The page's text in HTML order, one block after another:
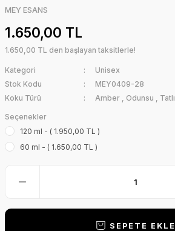
MEY ESANS
1.650,00 TL
1.650,00 TL den başlayan taksitlerle!
Kategori
Unisex
Stok Kodu
MEY0409-28
Koku Türü
Amber , Odunsu , Tatlı
Seçenekler
120 ml - ( 1.950,00 TL )
60 ml - ( 1.650,00 TL )
SEPETE EKLE